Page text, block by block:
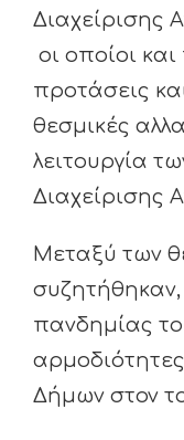
Διαχείρισης
οι οποίοι
προτάσεις
θεσμικές
λειτουργία
Διαχείρισης
Μεταξύ των
συζητήθηκαν,
πανδημίας
Δήμων στον